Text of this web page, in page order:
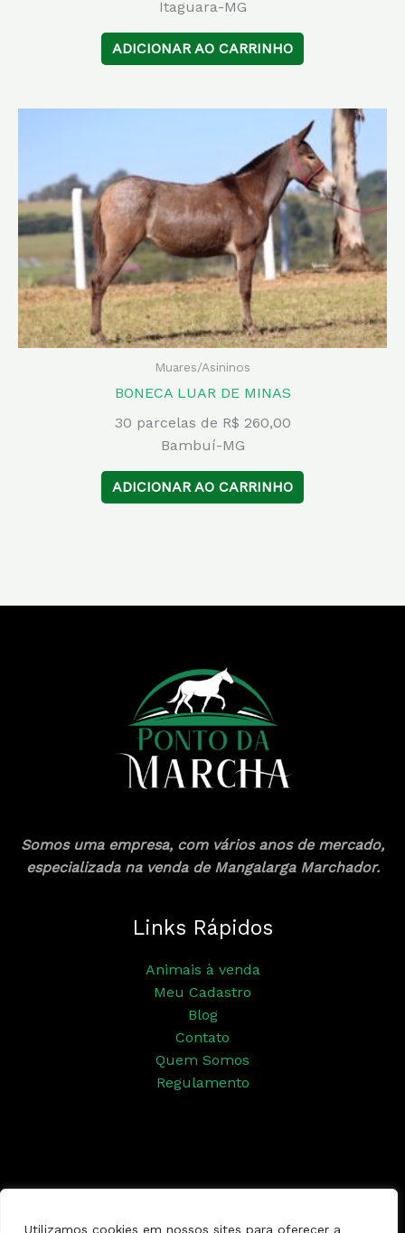
Utilizamos cookies em nossos sites para oferecer a
Itaguara-MG
ADICIONAR AO CARRINHO
Muares/Asininos
BONECA LUAR DE MINAS
30 parcelas de R$ 260,00
Bambuí-MG
ADICIONAR AO CARRINHO
Somos uma empresa, com vários anos de mercado,
especializada na venda de Mangalarga Marchador.
Links Rápidos
Animais à venda
Meu Cadastro
Blog
Contato
Quem Somos
Regulamento